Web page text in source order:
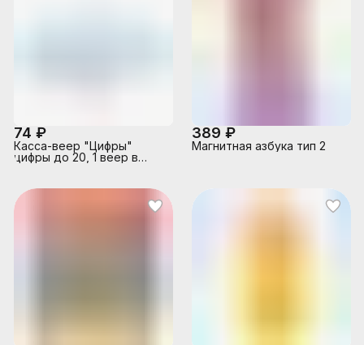
74 ₽
Касса-веер "Цифры"
цифры до 20, 1 веер в
389 ₽
Магнитная азбука тип 2